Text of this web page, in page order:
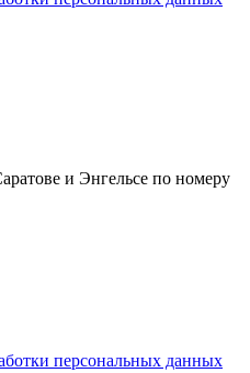
и Энгельсе по номеру
персональных данных